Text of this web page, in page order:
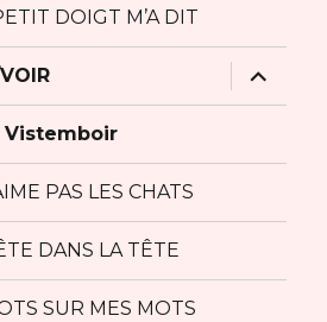
DOIGT M’A DIT
ouvrir
le
sous-
Vistemboir
PAS LES CHATS
DANS LA TÊTE
SUR MES MOTS